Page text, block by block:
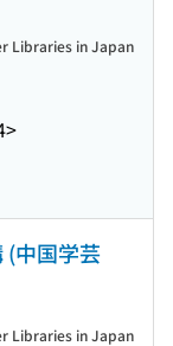
Libraries in Japan
(中国学芸
Libraries in Japan